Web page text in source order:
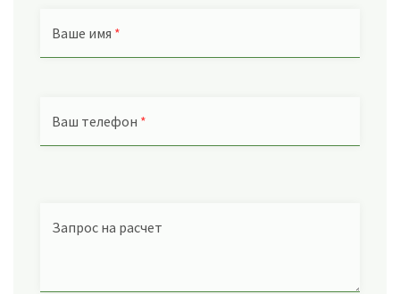
Ваше имя *
Ваш телефон *
Запрос на расчет